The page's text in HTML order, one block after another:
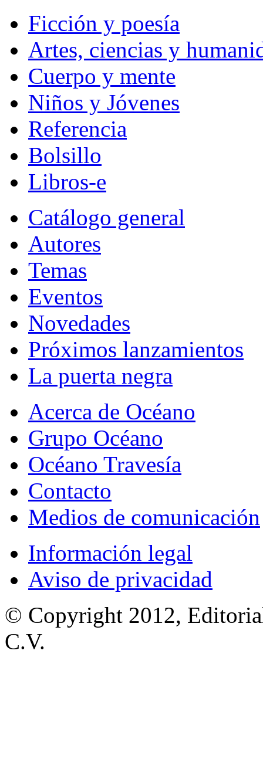
Ficción y poesía
Artes, ciencias y
Cuerpo y mente
Niños y Jóvenes
Referencia
Bolsillo
Libros-e
Catálogo general
Autores
Temas
Eventos
Novedades
Próximos lanzamientos
La puerta negra
Acerca de Océano
Grupo Océano
Océano Travesía
Contacto
Medios de comunicación
Información legal
Aviso de privacidad
© Copyright 2012,
C.V.